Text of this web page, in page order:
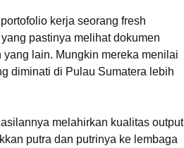
kerja seorang fresh
pastinya melihat dokumen
lain. Mungkin mereka menilai
diminati di Pulau Sumatera lebih
melahirkan kualitas output
putra dan putrinya ke lembaga